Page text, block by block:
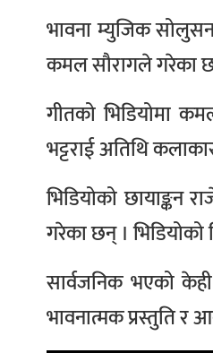
भावना म्युजिक
कमल सौरागले गरेका
गीतको भिडियोमा
भट्टराई अतिथि
भिडियोको छायाङ्कन
गरेका छन् । भिडियोको
सार्वजनिक भएको
भावनात्मक प्रस्तुति